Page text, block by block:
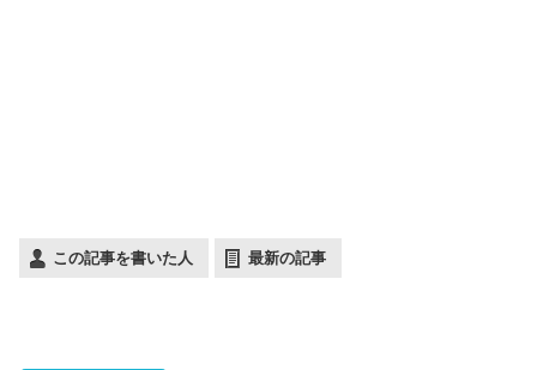
この記事を書いた人 最新の記事